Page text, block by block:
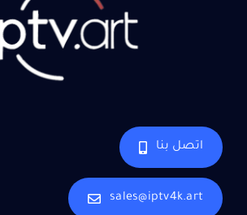
اتصل بنا
sales@iptv4k.art